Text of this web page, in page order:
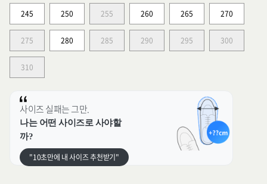
245 250 255 260 265 270
275 280 285 290 295 300
310
사이즈 실패는 그만.
나는 어떤 사이즈로 사야할
까?
"10초만에 내 사이즈 추천받기"